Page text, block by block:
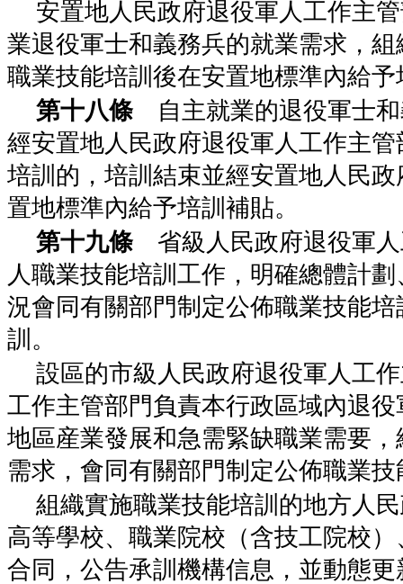
安置地人民政府退役軍人工作主
業退役軍士和義務兵的就業需求，
職業技能培訓後在安置地標準內給
第十八條
自主就業的退役軍士
經安置地人民政府退役軍人工作主
培訓的，培訓結束並經安置地人民
置地標準內給予培訓補貼。
第十九條
省級人民政府退役軍
人職業技能培訓工作，明確總體計
況會同有關部門制定公佈職業技能
訓。
設區的市級人民政府退役軍人工
工作主管部門負責本行政區域內退
地區産業發展和急需緊缺職業需要
需求，會同有關部門制定公佈職業
組織實施職業技能培訓的地方人
高等學校、職業院校（含技工院校
合同，公告承訓機構信息，並動態